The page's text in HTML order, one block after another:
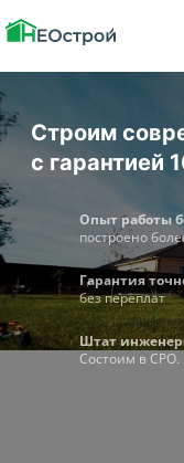
Строим
с гарантией
Опыт работы
построено
Гарантия
без переплат
Штат
Состоим в СРО.